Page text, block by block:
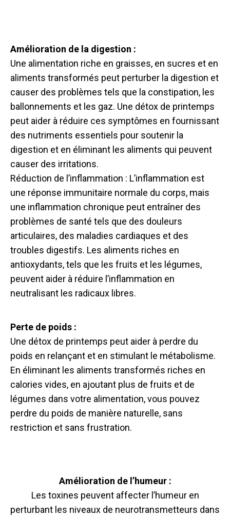
Amélioration de la digestion :
Une alimentation riche en graisses, en sucres et en
aliments transformés peut perturber la digestion et
causer des problèmes tels que la constipation, les
ballonnements et les gaz. Une détox de printemps
peut aider à réduire ces symptômes en fournissant
des nutriments essentiels pour soutenir la
digestion et en éliminant les aliments qui peuvent
causer des irritations.
Réduction de l’inflammation : L’inflammation est
une réponse immunitaire normale du corps, mais
une inflammation chronique peut entraîner des
problèmes de santé tels que des douleurs
articulaires, des maladies cardiaques et des
troubles digestifs. Les aliments riches en
antioxydants, tels que les fruits et les légumes,
peuvent aider à réduire l’inflammation en
neutralisant les radicaux libres.
Perte de poids :
Une détox de printemps peut aider à perdre du
poids en relançant et en stimulant le métabolisme.
En éliminant les aliments transformés riches en
calories vides, en ajoutant plus de fruits et de
légumes dans votre alimentation, vous pouvez
perdre du poids de manière naturelle, sans
restriction et sans frustration.
Amélioration de l’humeur :
Les toxines peuvent affecter l’humeur en
perturbant les niveaux de neurotransmetteurs dans